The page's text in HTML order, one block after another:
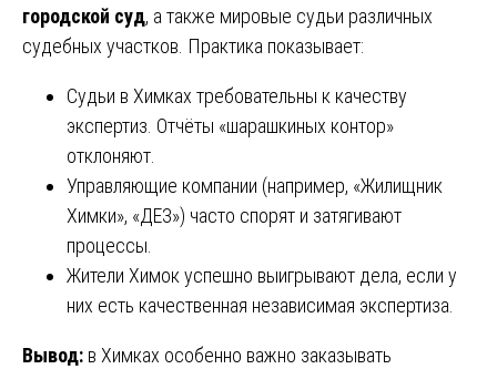
городской суд, а также мировые судьи различных
судебных участков. Практика показывает:
Судьи в Химках требовательны к качеству
экспертиз. Отчёты «шарашкиных контор»
отклоняют.
Управляющие компании (например, «Жилищник
Химки», «ДЕЗ») часто спорят и затягивают
процессы.
Жители Химок успешно выигрывают дела, если у
них есть качественная независимая экспертиза.
Вывод: в Химках особенно важно заказывать